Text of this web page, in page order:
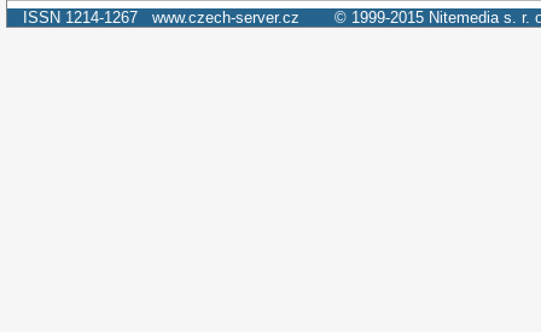
ISSN 1214-1267 www.czech-server.cz © 1999-2015 Nitemedia s. r.